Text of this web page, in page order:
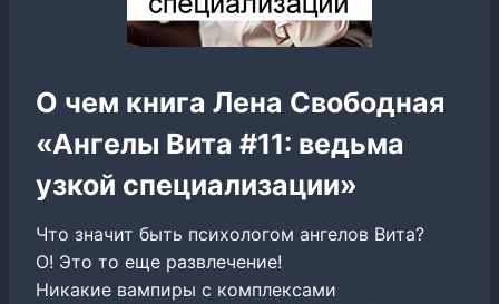
О чем книга Лена Свободная
«Ангелы Вита #11: ведьма
узкой специализации»
Что значит быть психологом ангелов Вита?
О! Это то еще развлечение!
Никакие вампиры с комплексами